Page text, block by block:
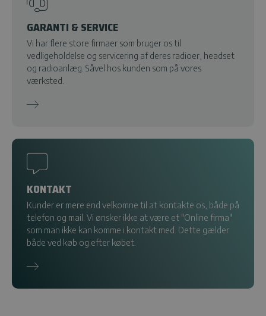
GARANTI & SERVICE
Vi har flere store firmaer som bruger os til
vedligeholdelse og servicering af deres radioer, headset
og radioanlæg. Såvel hos kunden som på vores
værksted.
KONTAKT
Kunder er mere end velkomne til at kontakte os, både på
telefon og mail. Vi ønsker ikke at være et "Online firma"
som man ikke kan komme i kontakt med. Dette gælder
både ved køb og efter købet.